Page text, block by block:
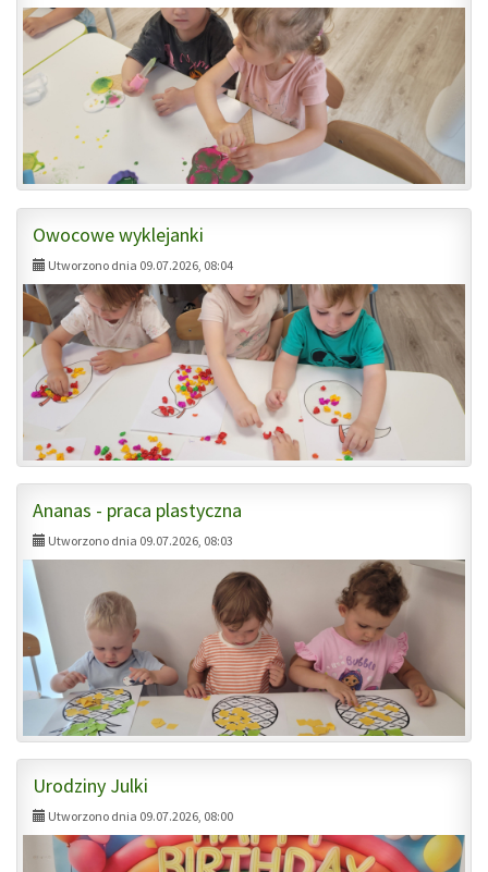
Owocowe wyklejanki
Utworzono dnia 09.07.2026, 08:04
Ananas - praca plastyczna
Utworzono dnia 09.07.2026, 08:03
Urodziny Julki
Utworzono dnia 09.07.2026, 08:00